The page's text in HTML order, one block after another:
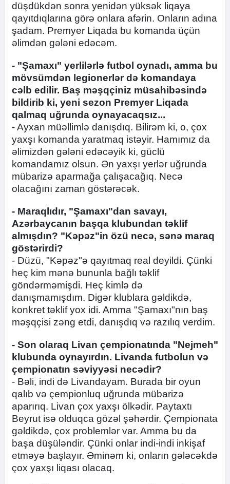
düşdükdən sonra yenidən yüksək liqaya
qayıtdıqlarına görə onlara afərin. Onların adına
şadam. Premyer Liqada bu komanda üçün
əlimdən gələni edəcəm.
- "Şamaxı" yerlilərlə futbol oynadı, amma bu
mövsümdən legionerlər də komandaya
cəlb edilir. Baş məşqçiniz müsahibəsində
bildirib ki, yeni sezon Premyer Liqada
qalmaq uğrunda oynayacaqsız...
- Ayxan müəllimlə danışdıq. Bilirəm ki, o, çox
yaxşı komanda yaratmaq istəyir. Hamımız da
əlimizdən gələni edəcəyik ki, güclü
komandamız olsun. Ən yaxşı yerlər uğrunda
mübarizə aparmağa çalışacağıq. Necə
olacağını zaman göstərəcək.
- Maraqlıdır, "Şamaxı"dan savayı,
Azərbaycanın başqa klubundan təklif
almışdın? "Kəpəz"in özü necə, sənə maraq
göstərirdi?
- Düzü, "Kəpəz"ə qayıtmaq real deyildi. Çünki
heç kim mənə bununla bağlı təklif
göndərməmişdi. Heç kimlə də
danışmamışdım. Digər klublara gəldikdə,
konkret təklif yox idi. Amma "Şamaxı"nın baş
məşqçisi zəng etdi, danışdıq və razılıq verdim.
- Son olaraq Livan çempionatında "Nejmeh"
klubunda oynayırdın. Livanda futbolun və
çempionatın səviyyəsi necədir?
- Bəli, indi də Livandayam. Burada bir oyun
qalıb və çempionluq uğrunda mübarizə
aparırıq. Livan çox yaxşı ölkədir. Paytaxtı
Beyrut isə olduqca gözəl şəhərdir. Çempionata
gəldikdə, çox problemlər var. Amma bu da
başa düşüləndir. Çünki onlar indi-indi inkişaf
etməyə başlayır. Əminəm ki, onların gələcəkdə
çox yaxşı liqası olacaq.